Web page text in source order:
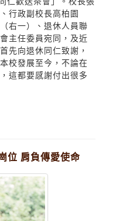
行政副校長高柏園
右一）、退休人員聯
主任委員宛同，及近
先向退休同仁致謝，
校發展至今，不論在
這都要感謝付出很多
位 肩負傳愛使命